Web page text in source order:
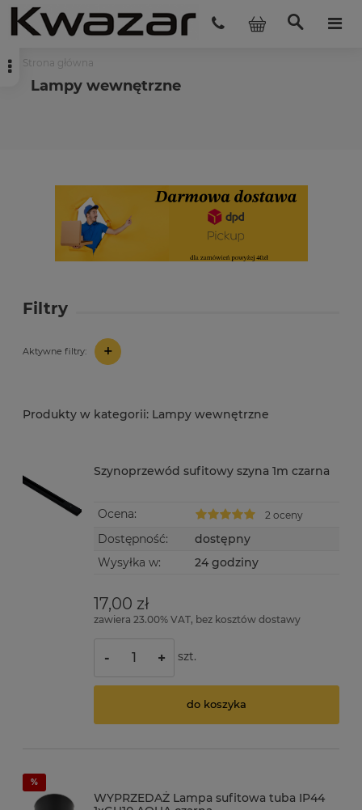
Strona główna
Lampy wewnętrzne
Filtry
Aktywne filtry: +
Lampy wewnętrzne
Szynoprzewód sufitowy szyna 1m czarna
Ocena: 2 oceny
Dostępność:
dostępny
Wysyłka w:
24 godziny
17,00 zł
zawiera 23.00% VAT, bez kosztów dostawy
- + szt.
do koszyka
WYPRZEDAŻ Lampa sufitowa tuba IP44